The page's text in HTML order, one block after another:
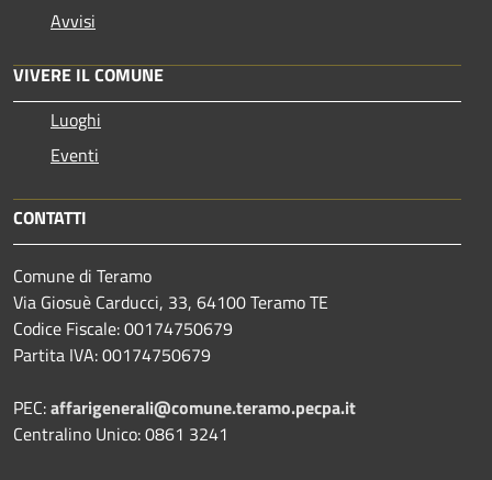
Avvisi
VIVERE IL COMUNE
Luoghi
Eventi
CONTATTI
Comune di Teramo
Via Giosuè Carducci, 33, 64100 Teramo TE
Codice Fiscale: 00174750679
Partita IVA: 00174750679
PEC:affarigenerali@comune.teramo.pecpa.it
Centralino Unico: 0861 3241